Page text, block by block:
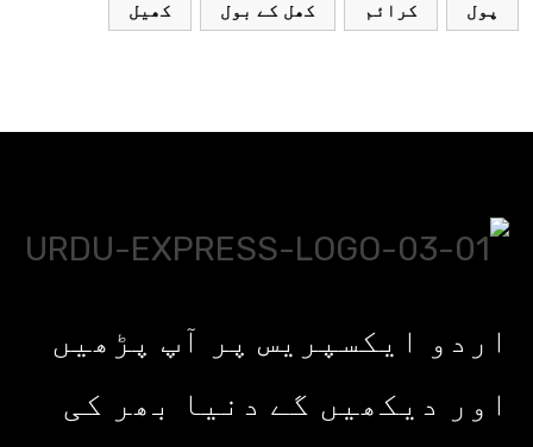
پول کرائم کھل کے بول کھیل
اردو ایکسپریس پر آپ پڑھیں
اور دیکھیں گے دنیا بھر کی